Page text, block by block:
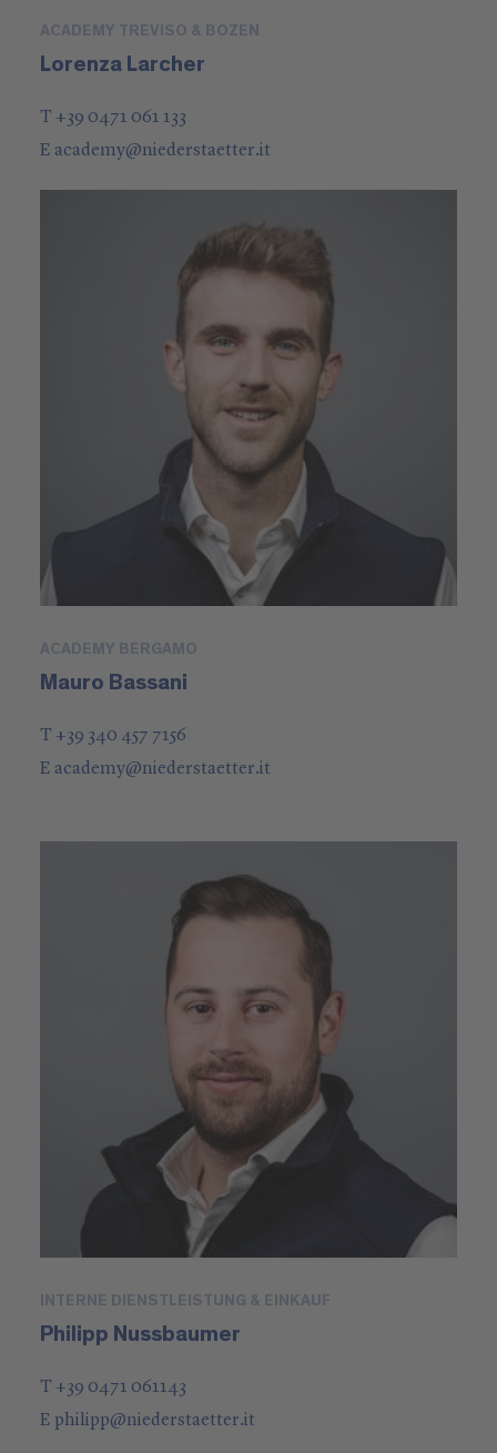
ACADEMY TREVISO & BOZEN
Lorenza Larcher
T +39 0471 061 133
E academy@niederstaetter.it
ACADEMY BERGAMO
Mauro Bassani
T +39 340 457 7156
E academy@niederstaetter.it
INTERNE DIENSTLEISTUNG & EINKAUF
Philipp Nussbaumer
T +39 0471 061143
E philipp@niederstaetter.it